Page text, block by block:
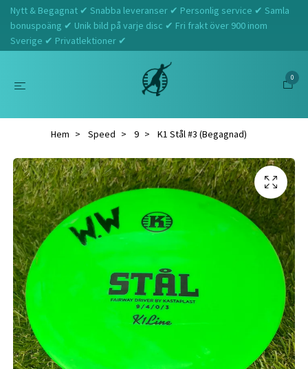
Nytt & Begagnat ✔ Snabba leveranser ✔ Personlig service ✔ Samla
bonuspoäng ✔ Unik bild på varje disc ✔ Fri frakt över 900 inom
Sverige ✔ Privatlektioner ✔
0
Hem Speed 9 K1 Stål #3 (Begagnad)